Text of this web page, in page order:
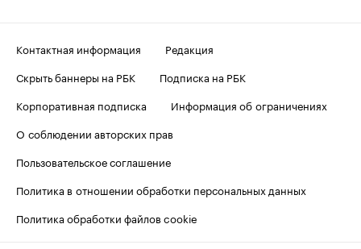
Контактная информация
Редакция
Скрыть баннеры на РБК
Подписка на РБК
Корпоративная подписка
Информация об ограничениях
О соблюдении авторских прав
Пользовательское соглашение
Политика в отношении обработки персональных данных
Политика обработки файлов cookie